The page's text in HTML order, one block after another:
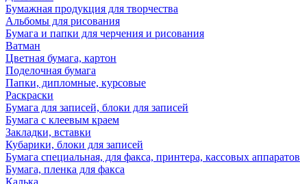
Бумажная продукция для творчества
Альбомы для рисования
Бумага и папки для черчения и рисования
Ватман
Цветная бумага, картон
Поделочная бумага
Папки, дипломные, курсовые
Раскраски
Бумага для записей, блоки для записей
Бумага с клеевым краем
Закладки, вставки
Кубарики, блоки для записей
Бумага специальная, для факса, принтера, кассовых аппаратов
Бумага, пленка для факса
Калька